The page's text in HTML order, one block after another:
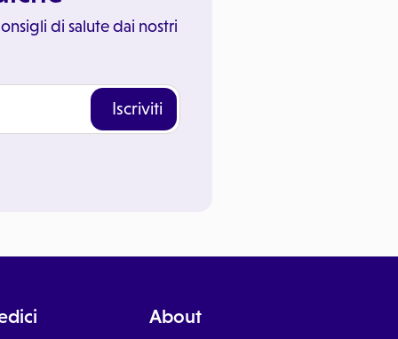
di salute dai nostri
Iscriviti
About